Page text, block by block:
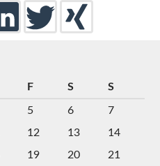
F S S
5 6
7
12 13
14
19 20
21